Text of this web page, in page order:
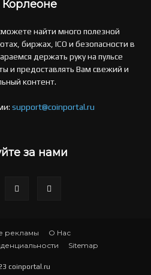
найти много полезной
биржах, ICO и безопасности в
держать руку на пульсе
и предоставлять Вам свежий и
контент.
support@coinportal.ru
за нами
рекламы
О Нас
Sitemap
coinportal.ru